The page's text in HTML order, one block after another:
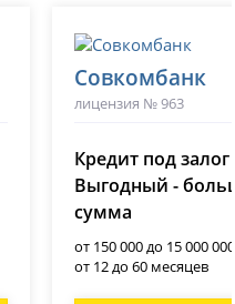
Совкомбанк
лицензия № 963
Кредит под залог
Выгодный -
сумма
от 150 000 до 15 000
от 12 до 60 месяцев